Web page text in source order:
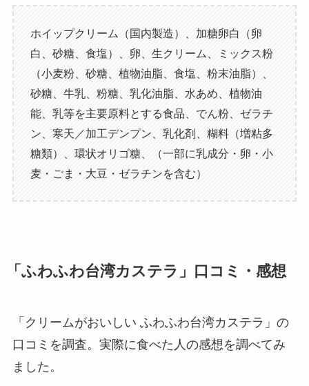
ホイップクリーム（国内製造）、加糖卵白（卵
白、砂糖、食塩）、卵、生クリーム、ミックス粉
（小麦粉、砂糖、植物油脂、食塩、粉末油脂）、
砂糖、牛乳、粉糖、乳化油脂、水あめ、植物油
能、乳等を主要原料とする食品、でん粉、ゼラチ
ン、寒天／加工デンプン、乳化剤、糊料（増粘多
糖類）、環状オリゴ糖、（一部に乳成分・卵・小
麦・ごま・大豆・ゼラチンを含む）
「ふわふわ台湾カステラ」口コミ・感想
「クリームがおいしい ふわふわ台湾カステラ」の
口コミを調査。実際に食べた人の感想を調べてみ
ました。